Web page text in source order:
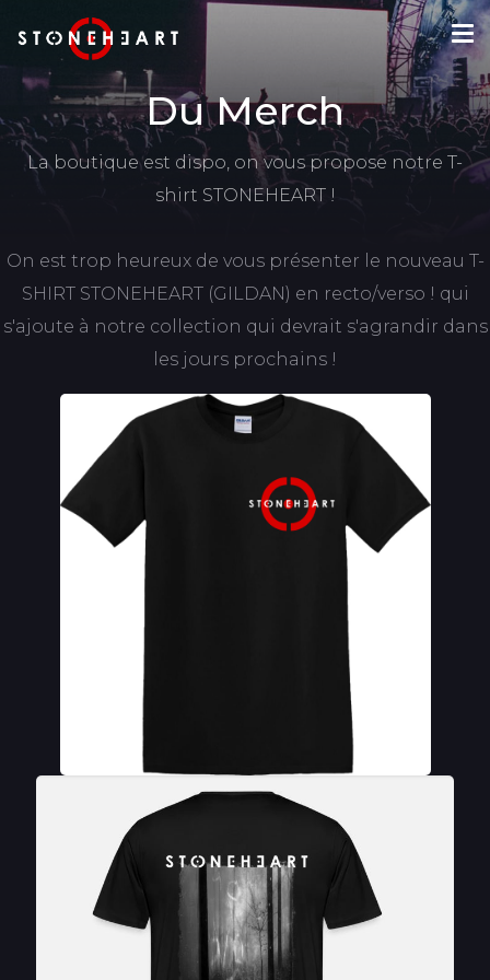
Du Merch
La boutique est dispo, on vous propose notre T-
shirt STONEHEART !
On est trop heureux de vous présenter le nouveau T-
SHIRT STONEHEART (GILDAN) en recto/verso ! qui
s'ajoute à notre collection qui devrait s'agrandir dans
les jours prochains !